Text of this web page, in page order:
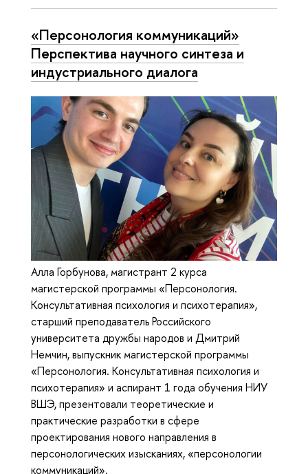
«Персонология коммуникаций»
Перспектива научного синтеза и
индустриального диалога
Алла Горбунова, магистрант 2 курса
магистерской программы «Персонология.
Консультативная психология и психотерапия»,
старший преподаватель Российского
университета дружбы народов и Дмитрий
Немчин, выпускник магистерской программы
«Персонология. Консультативная психология и
психотерапия» и аспирант 1 года обучения НИУ
ВШЭ, презентовали теоретические и
практические разработки в сфере
проектирования нового направления в
персонологических изысканиях, «персонологии
коммуникаций».